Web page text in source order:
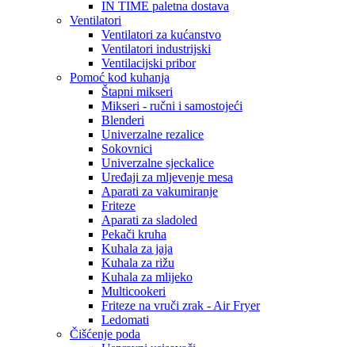
IN TIME paletna dostava
Ventilatori
Ventilatori za kućanstvo
Ventilatori industrijski
Ventilacijski pribor
Pomoć kod kuhanja
Štapni mikseri
Mikseri - ručni i samostojeći
Blenderi
Univerzalne rezalice
Sokovnici
Univerzalne sjeckalice
Uređaji za mljevenje mesa
Aparati za vakumiranje
Friteze
Aparati za sladoled
Pekači kruha
Kuhala za jaja
Kuhala za rižu
Kuhala za mlijeko
Multicookeri
Friteze na vruči zrak - Air Fryer
Ledomati
Čišćenje poda